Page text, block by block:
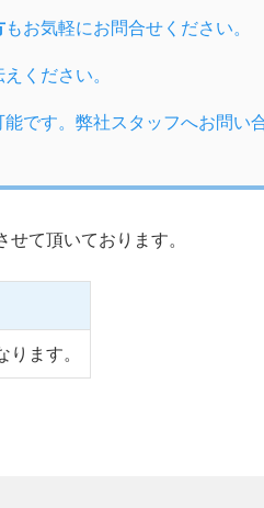
もお気軽にお問合せください。
ください。
です。弊社スタッフへお問い
て頂いております。
ます。